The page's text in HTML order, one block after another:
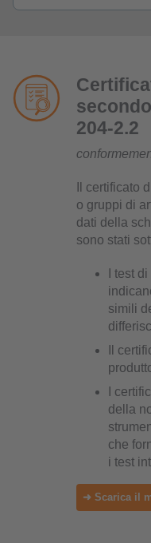
204-2.2
Il certificato
o gruppi di
dati della
sono stati
I test
simili
Il
I
della
che
i test
➜ Scarica il